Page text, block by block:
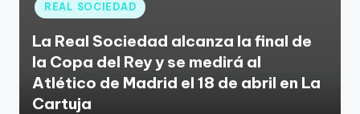
REAL SOCIEDAD
La Real Sociedad alcanza la final de
la Copa del Rey y se medirá al
Atlético de Madrid el 18 de abril en La
Cartuja